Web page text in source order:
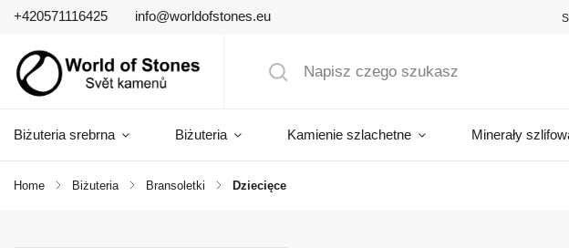
+420571116425 info@worldofstones.eu
Biżuteria srebrna Biżuteria Kamienie szlachetne Minerały
Home / Biżuteria / Bransoletki / Dziecięce